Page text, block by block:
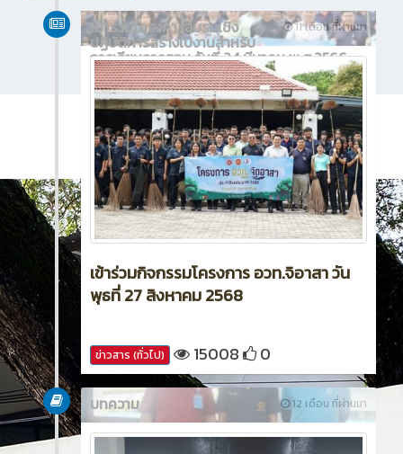
11 เดือน ที่ผ่านมา
เข้าร่วมโครงการอบรมเชิง
ปฏิบัติการสร้างใบงานสำหรับ
การเรียนการสอน วันที่ 24 มีนาคม พ.ศ.2566
เข้าร่วมกิจกรรมโครงการ อวท.จิอาสา วัน
พุธที่ 27 สิงหาคม 2568
ข่าวสาร (ทั่วไป) 15008 0
12 เดือน ที่ผ่านมา
บทความ